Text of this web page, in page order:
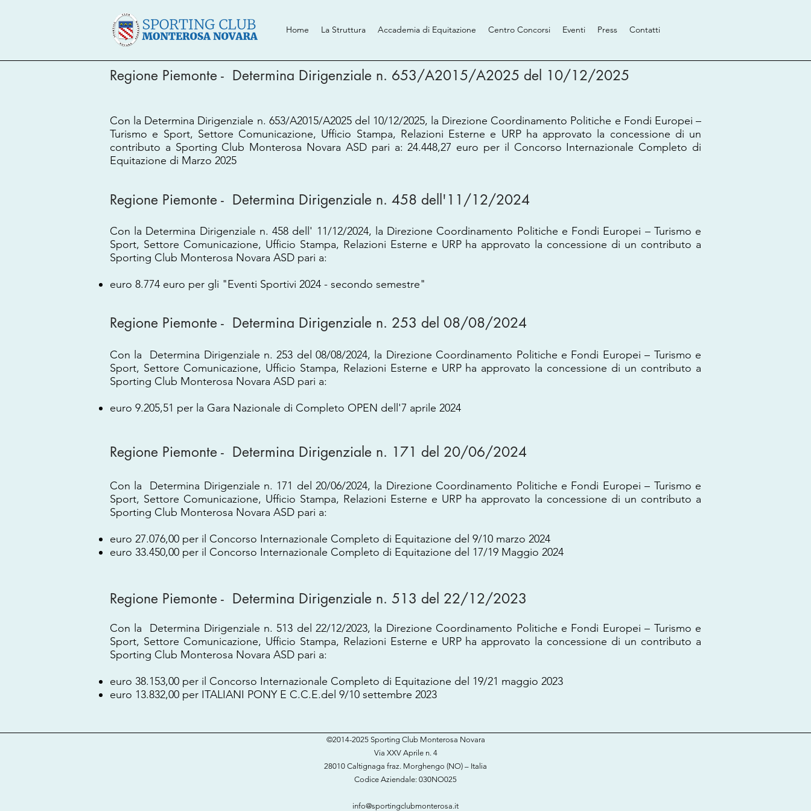
Home La Struttura Accademia di Equitazione Centro Concorsi Eventi Press Contatti
Regione Piemonte - Determina Dirigenziale n. 653/A2015/A2025 del 10/12/2025
Con la Determina Dirigenziale n. 653/A2015/A2025 del 10/12/2025, la Direzione Coordinamento Politiche e Fondi Europei –
Turismo e Sport, Settore Comunicazione, Ufficio Stampa, Relazioni Esterne e URP ha approvato la concessione di un
contributo a Sporting Club Monterosa Novara ASD pari a: 24.448,27 euro per il Concorso Internazionale Completo di
Equitazione di Marzo 2025
Regione Piemonte - Determina Dirigenziale n. 458 dell'11/12/2024
Con la Determina Dirigenziale n. 458 dell' 11/12/2024, la Direzione Coordinamento Politiche e Fondi Europei – Turismo e
Sport, Settore Comunicazione, Ufficio Stampa, Relazioni Esterne e URP ha approvato la concessione di un contributo a
Sporting Club Monterosa Novara ASD pari a:
euro 8.774 euro per gli "Eventi Sportivi 2024 - secondo semestre"
Regione Piemonte - Determina Dirigenziale n. 253 del 08/08/2024
Con la Determina Dirigenziale n. 253 del 08/08/2024, la Direzione Coordinamento Politiche e Fondi Europei – Turismo e
Sport, Settore Comunicazione, Ufficio Stampa, Relazioni Esterne e URP ha approvato la concessione di un contributo a
Sporting Club Monterosa Novara ASD pari a:
euro 9.205,51 per la Gara Nazionale di Completo OPEN dell'7 aprile 2024
Regione Piemonte - Determina Dirigenziale n. 171 del 20/06/2024
Con la Determina Dirigenziale n. 171 del 20/06/2024, la Direzione Coordinamento Politiche e Fondi Europei – Turismo e
Sport, Settore Comunicazione, Ufficio Stampa, Relazioni Esterne e URP ha approvato la concessione di un contributo a
Sporting Club Monterosa Novara ASD pari a:
euro 27.076,00 per il Concorso Internazionale Completo di Equitazione del 9/10 marzo 2024
euro 33.450,00 per il Concorso Internazionale Completo di Equitazione del 17/19 Maggio 2024
Regione Piemonte - Determina Dirigenziale n. 513 del 22/12/2023
Con la Determina Dirigenziale n. 513 del 22/12/2023, la Direzione Coordinamento Politiche e Fondi Europei – Turismo e
Sport, Settore Comunicazione, Ufficio Stampa, Relazioni Esterne e URP ha approvato la concessione di un contributo a
Sporting Club Monterosa Novara ASD pari a:
euro 38.153,00 per il Concorso Internazionale Completo di Equitazione del 19/21 maggio 2023
euro 13.832,00 per ITALIANI PONY E C.C.E.del 9/10 settembre 2023
©2014-2025 Sporting Club Monterosa Novara
Via XXV Aprile n. 4
28010 Caltignaga fraz. Morghengo (NO) – Italia
Codice Aziendale: 030NO025​
info@sportingclubmonterosa.it